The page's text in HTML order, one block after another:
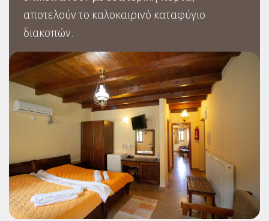
αποτελούν το καλοκαιρινό καταφύγιο
διακοπών.